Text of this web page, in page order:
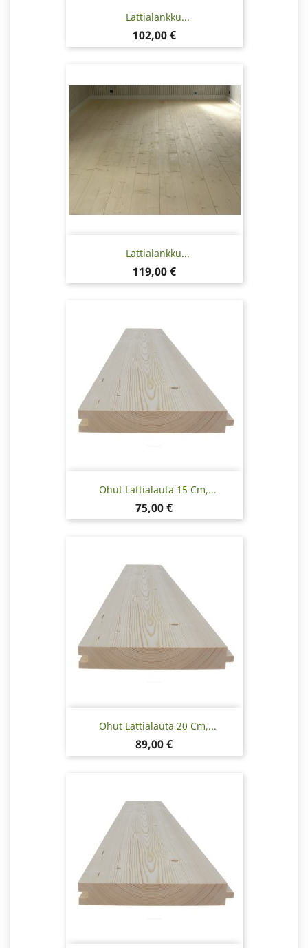
Lattialankku...
Hinta
102,00 €
Lattialankku...
Hinta
119,00 €
Ohut Lattialauta 15 Cm,...
Hinta
75,00 €
Ohut Lattialauta 20 Cm,...
Hinta
89,00 €